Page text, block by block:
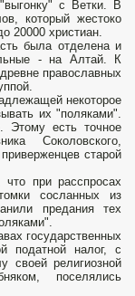
с Ветки. В
который жестоко
20000 христиан.
была отделена и
- на Алтай. К
православных
некоторое
их "поляками".
Этому есть точное
Соколовского,
старой
при расспросах
сосланных из
предания тех
государственных
податной налог, с
своей религиозной
поселялись